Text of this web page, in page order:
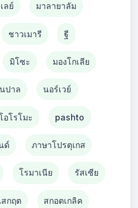
ลย์ มาลายาลัม
ชาวเมารี ฐี
มิโซะ มองโกเลีย
นปาล นอร์เวย์
อโรโมะ pashto
ด์ ภาษาโปรตุเกส
โรมาเนีย รัสเซีย
กฤต สกอตเกลิค